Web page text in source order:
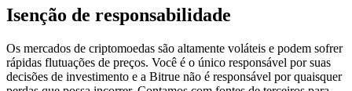
Register & Trade to Win 500,000 USDT
Precious Metals Trading Carnival
Isenção de responsabilidade
Os mercados de criptomoedas são altamente voláteis e podem sofrer
rápidas flutuações de preços. Você é o único responsável por suas
decisões de investimento e a Bitrue não é responsável por quaisquer